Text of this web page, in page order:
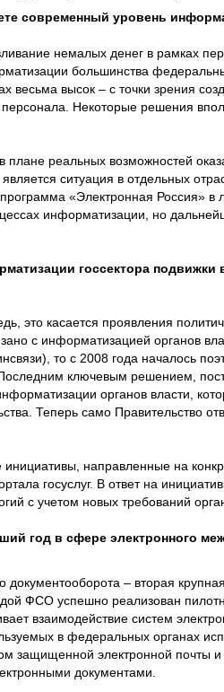
современный уровень
немалых денег в рамках
большинства
весьма высок – с точки зрения
Некоторые решения
плане реальных возможностей
ситуация в отдельных
«Электронная Россия»
информатизации, но
госсектора
это касается проявления
с информатизацией органов
то с 2008 года началось
ключевым решением,
органов власти,
Теперь само Правительство
направленные на
госуслуг. В ответ на
с учетом новых требований
год в сфере электронного
документооборота – вторая
ФСО успешно реализован
взаимодействие систем
в федеральных органах
защищенной электронной почты
документами.